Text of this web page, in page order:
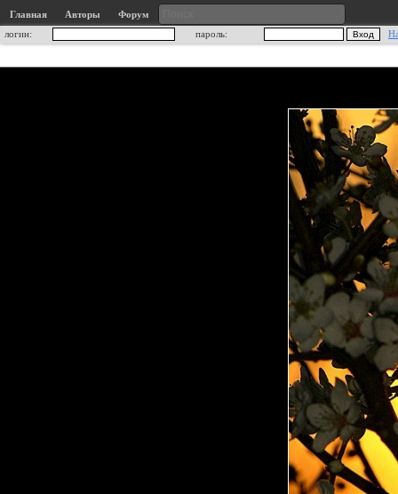
Главная Авторы
Форум
логин:
пароль: